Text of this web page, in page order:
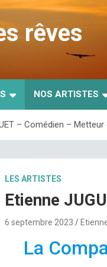
rêves
NOS ARTISTES
– Comédien –
LES ARTISTES
Etienne
6 septembre 2023
La